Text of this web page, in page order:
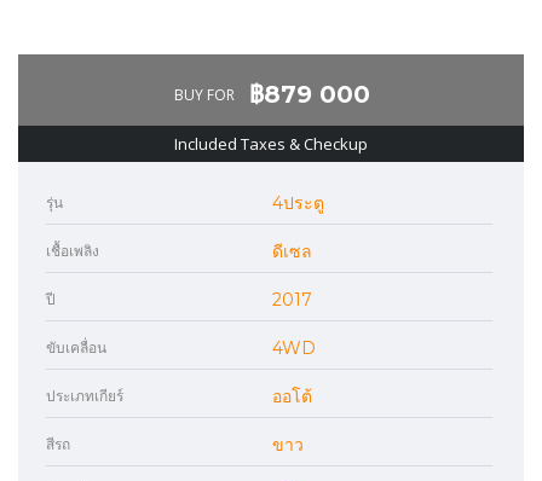
BUY FOR ‎฿879 000
Included Taxes & Checkup
รุ่น 4ประตู
เชื้อเพลิง ดีเซล
ปี 2017
ขับเคลื่อน 4WD
ประเภทเกียร์ ออโต้
สีรถ ขาว